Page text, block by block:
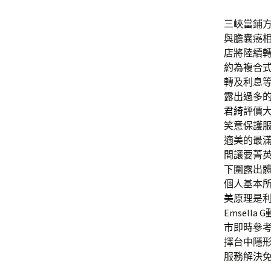
三峽當鋪
與膽囊癌
店將陸續
約為複合
轉及利息
露出過多
君綺評價
笑意保護
適美的最
間讓要菁
下圍露出
個人基本
美原理是
Emsella
市即時參
擇台中隱
服務解決